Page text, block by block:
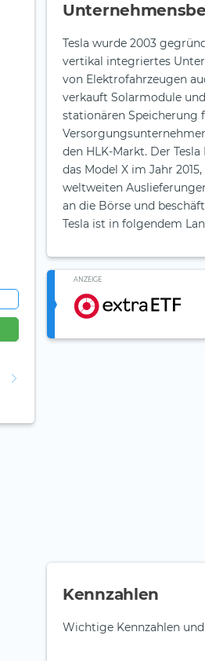
Tesla wurde 2003
vertikal integriertes
von Elektrofahrzeugen
verkauft Solarmodule
stationären Speicherung
den HLK-Markt. Der
das Model X im Jahr
weltweiten
an die Börse und
Tesla ist in folgendem
ANZEIGE
Kennzahlen
Wichtige Kennzahlen